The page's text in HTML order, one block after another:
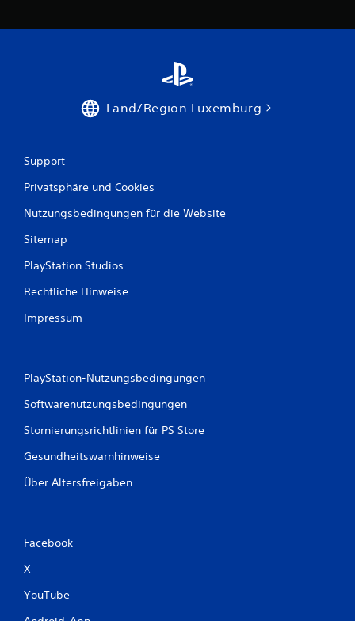
Land/Region Luxemburg
Support
Privatsphäre und Cookies
Nutzungsbedingungen für die Website
Sitemap
PlayStation Studios
Rechtliche Hinweise
Impressum
PlayStation-Nutzungsbedingungen
Softwarenutzungsbedingungen
Stornierungsrichtlinien für PS Store
Gesundheitswarnhinweise
Über Altersfreigaben
Facebook
X
YouTube